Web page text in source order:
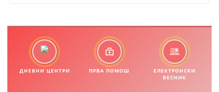
ЗА НАС
ДНЕВНИ ЦЕНТРИ ПРВА ПОМОШ
ЕЛЕКТРОНСКИ
ВЕСНИК